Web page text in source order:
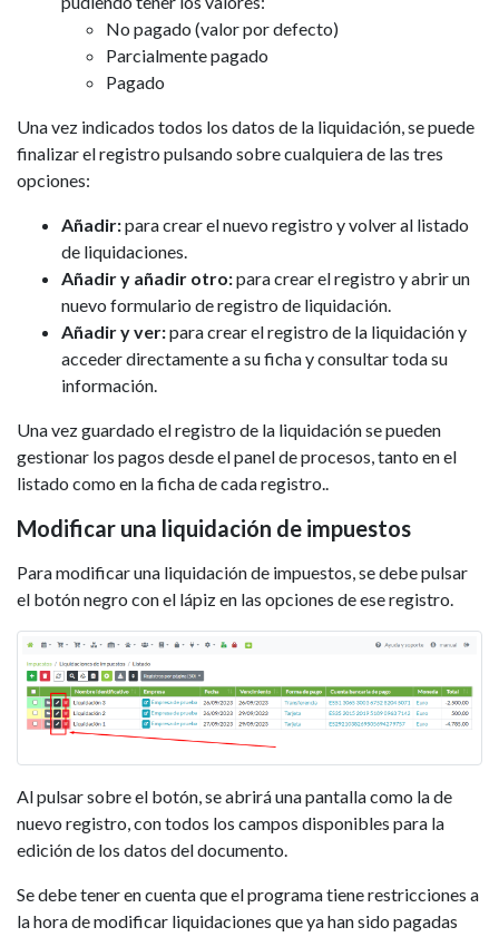
No pagado (valor por defecto)
Parcialmente pagado
Pagado
Una vez indicados todos los datos de la liquidación, se puede
finalizar el registro pulsando sobre cualquiera de las tres
opciones:
Añadir:para crear el nuevo registro y volver al listado
de liquidaciones.
Añadir y añadir otro:para crear el registro y abrir un
nuevo formulario de registro de liquidación.
Añadir y ver:para crear el registro de la liquidación y
acceder directamente a su ficha y consultar toda su
información.
Una vez guardado el registro de la liquidación se pueden
gestionar los pagos desde el panel de procesos, tanto en el
listado como en la ficha de cada registro..
Modificar una liquidación de impuestos
Para modificar una liquidación de impuestos, se debe pulsar
el botón negro con el lápiz en las opciones de ese registro.
Al pulsar sobre el botón, se abrirá una pantalla como la de
nuevo registro, con todos los campos disponibles para la
edición de los datos del documento.
Se debe tener en cuenta que el programa tiene restricciones a
la hora de modificar liquidaciones que ya han sido pagadas